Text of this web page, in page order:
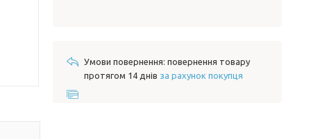
повернення товару
протягом 14 днів за рахунок покупця